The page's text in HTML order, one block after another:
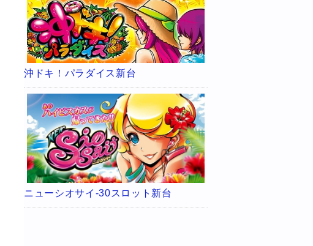
沖ドキ！パラダイス新台
ニューシオサイ-30スロット新台